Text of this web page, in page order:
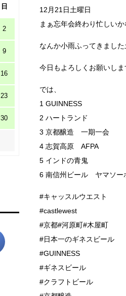
12月21日土曜日
まぁ忘年会終わり忙しい
なんか小雨ふってきまし
今日もよろしくお願いし
では、
1 GUINNESS
2 ハートランド
3 京都醸造 一期一会
4 志賀高原 AFPA
5 インドの青鬼
6 南信州ビール ヤマソー
#キャッスルウエスト
#castlewest
#京都#河原町#木屋町
#日本一のギネスビール
#GUINNESS
#ギネスビール
#クラフトビール
日
2
9
16
23
30